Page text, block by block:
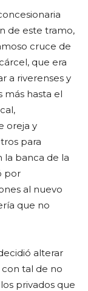
de este tramo,
cruce de
que era
a riverenses y
más hasta el
oreja y
para
la banca de la
por
al nuevo
que no
alterar
tal de no
privados que